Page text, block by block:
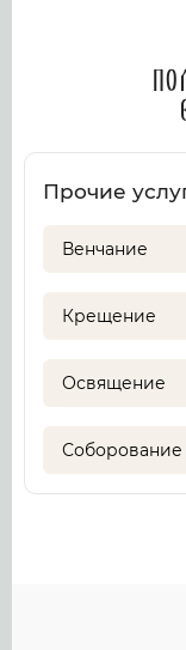
Прочие
Венчание
Крещение
Освящение
Соборование